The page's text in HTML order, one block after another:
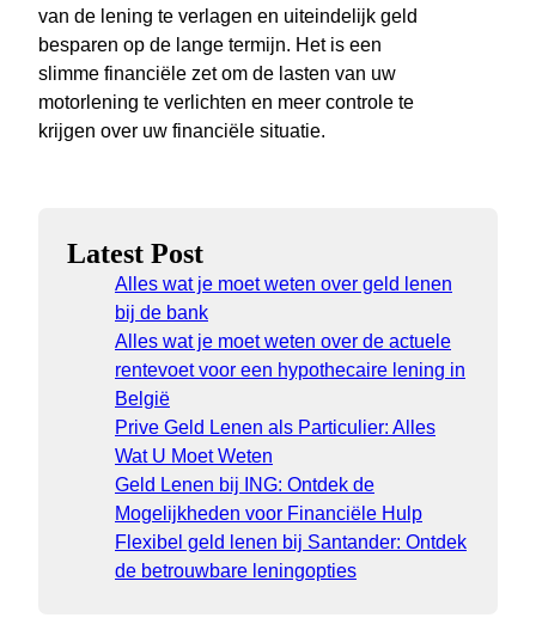
van de lening te verlagen en uiteindelijk geld
besparen op de lange termijn. Het is een
slimme financiële zet om de lasten van uw
motorlening te verlichten en meer controle te
krijgen over uw financiële situatie.
Latest Post
Alles wat je moet weten over geld lenen
bij de bank
Alles wat je moet weten over de actuele
rentevoet voor een hypothecaire lening in
België
Prive Geld Lenen als Particulier: Alles
Wat U Moet Weten
Geld Lenen bij ING: Ontdek de
Mogelijkheden voor Financiële Hulp
Flexibel geld lenen bij Santander: Ontdek
de betrouwbare leningopties